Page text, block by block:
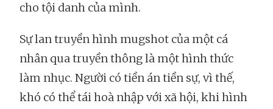
cho tội danh của mình.
Sự lan truyền hình mugshot của một cá
nhân qua truyền thông là một hình thức
làm nhục. Người có tiền án tiền sự, vì thế,
khó có thể tái hoà nhập với xã hội, khi hình